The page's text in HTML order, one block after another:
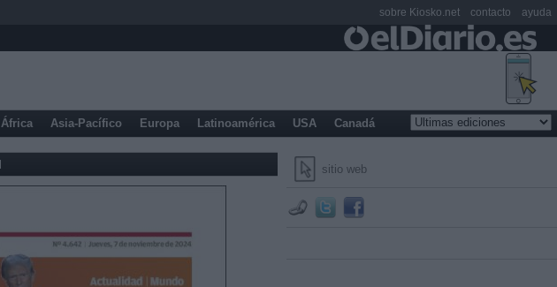
África Asia-Pacífico Europa Latinoamérica USA Canadá
sitio web
sobre Kiosko.net contacto ayuda